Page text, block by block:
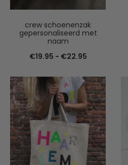
crew schoenenzak
gepersonaliseerd met
naam
€19.95 - €22.95Prijsklasse:
tot
€22.95